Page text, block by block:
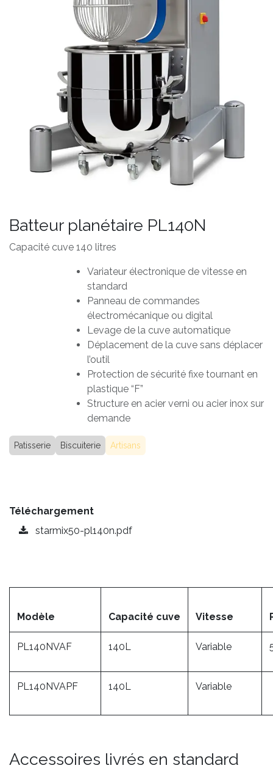
Batteur planétaire PL140N
Capacité cuve 140 litres
Variateur électronique de vitesse en
standard
Panneau de commandes
électromécanique ou digital
Levage de la cuve automatique
Déplacement de la cuve sans déplacer
l’outil
Protection de sécurité fixe tournant en
plastique “F”
Structure en acier verni ou acier inox sur
demande
Patisserie Biscuiterie Artisans
Téléchargement
starmix50-pl140n.pdf
Modèle Capacité cuve Vitesse
PL140NVAF 140L Variable
PL140NVAPF 140L Variable
Accessoires livrés en standard